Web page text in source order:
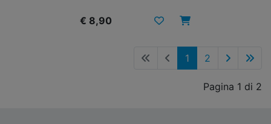
€ 8,90
1 2
Pagina 1 di 2